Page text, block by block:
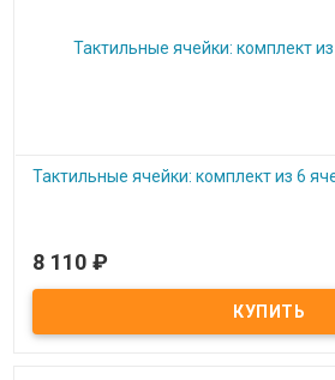
Тактильные ячейки: комплект из 6
Под заказ
Тактильные ячейки: комплект из 6 ячеек.
8 110 ₽